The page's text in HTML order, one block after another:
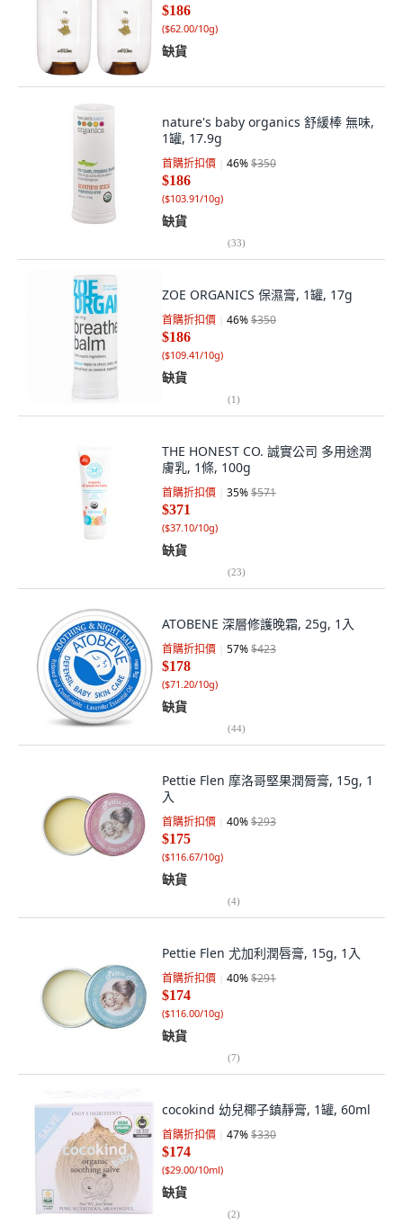
$186
($62.00/10g)
缺貨
nature's baby organics 舒緩棒 無味,
1罐, 17.9g
首購折扣價 46%$350
$186
($103.91/10g)
缺貨
(33)
ZOE ORGANICS 保濕膏, 1罐, 17g
首購折扣價 46%$350
$186
($109.41/10g)
缺貨
(1)
THE HONEST CO. 誠實公司 多用途潤
膚乳, 1條, 100g
首購折扣價 35%$571
$371
($37.10/10g)
缺貨
(23)
ATOBENE 深層修護晚霜, 25g, 1入
首購折扣價 57%$423
$178
($71.20/10g)
缺貨
(44)
Pettie Flen 摩洛哥堅果潤脣膏, 15g, 1
入
首購折扣價 40%$293
$175
($116.67/10g)
缺貨
(4)
Pettie Flen 尤加利潤唇膏, 15g, 1入
首購折扣價 40%$291
$174
($116.00/10g)
缺貨
(7)
cocokind 幼兒椰子鎮靜膏, 1罐, 60ml
首購折扣價 47%$330
$174
($29.00/10ml)
缺貨
(2)